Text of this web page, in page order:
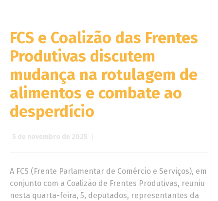
FCS e Coalizão das Frentes
Produtivas discutem
mudança na rotulagem de
alimentos e combate ao
desperdício
5 de novembro de 2025
A FCS (Frente Parlamentar de Comércio e Serviços), em
conjunto com a Coalizão de Frentes Produtivas, reuniu
nesta quarta-feira, 5, deputados, representantes da